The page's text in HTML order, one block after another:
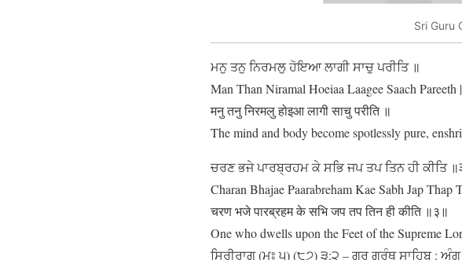
Sri Guru
ਮਨੁ ਤਨੁ ਨਿਰਮਲੁ ਹੋਇਆ ਲਾਗੀ ਸਾਚੁ ਪਰੀਤਿ ॥
Man Than Niramal Hoeiaa Laagee Saach Pareeth
मनु तनु निरमलु होइआ लागी साचु परीति ॥
The mind and body become spotlessly pure,
ਚਰਣ ਭਜੇ ਪਾਰਬ੍ਰਹਮ ਕੇ ਸਭਿ ਜਪ ਤਪ ਤਿਨ ਹੀ ਕੀਤਿ
Charan Bhajae Paarabreham Kae Sabh Jap Thap
चरण भजे पारब्रहम के सभि जप तप तिन ही कीति ॥३॥
One who dwells upon the Feet of the Supreme
ਸਿਰੀਰਾਗੁ (ਮਃ ੫) (੮੭) ੩:੨ – ਗੁਰੂ ਗ੍ਰੰਥ ਸਾਹਿਬ :